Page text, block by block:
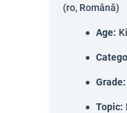
(ro, Română)
Age:
Grade:
Topic: